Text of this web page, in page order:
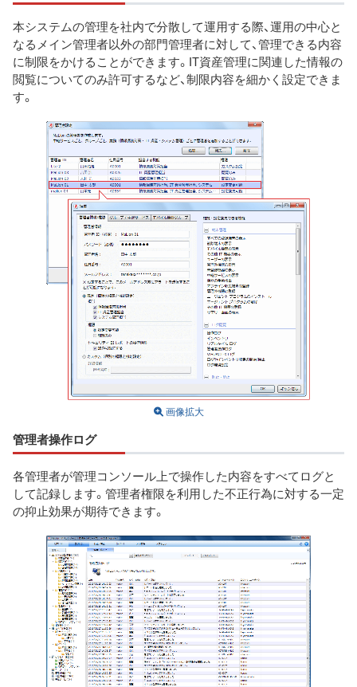
本システムの管理を社内で分散して運用する際、運用の中心と
なるメイン管理者以外の部門管理者に対して、管理できる内容
に制限をかけることができます。IT資産管理に関連した情報の
閲覧についてのみ許可するなど、制限内容を細かく設定できま
す。
画像拡大
管理者操作ログ
各管理者が管理コンソール上で操作した内容をすべてログと
して記録します。管理者権限を利用した不正行為に対する一定
の抑止効果が期待できます。